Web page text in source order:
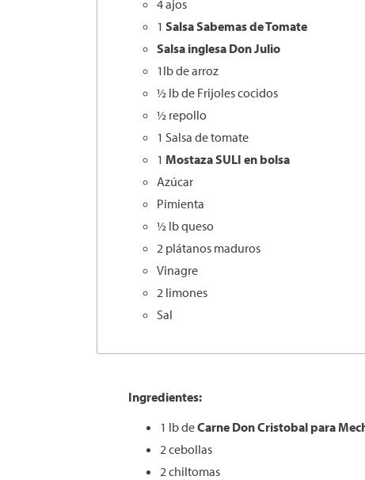
4 ajos
1 SalsaSabemasde Tomate
Salsa inglesa Don Julio
1lb de arroz
½ lb de Frijoles cocidos
½ repollo
1 Salsa de tomate
1 Mostaza SULI en bolsa
Azúcar
Pimienta
½ lb queso
2 plátanos maduros
Vinagre
2 limones
Sal
Ingredientes:
1 lb deCarne DonCristobal para
2 cebollas
2 chiltomas